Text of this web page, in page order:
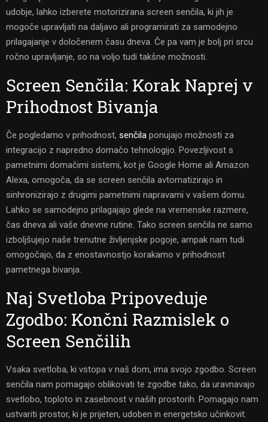
udobje, lahko izberete motorizirana screen senčila, ki jih je
mogoče upravljati na daljavo ali programirati za samodejno
prilagajanje v določenem času dneva. Če pa vam je bolj pri srcu
ročno upravljanje, so na voljo tudi takšne možnosti.
Screen Senčila: Korak Naprej v
Prihodnost Bivanja
Če pogledamo v prihodnost, senčila ponujajo možnosti za
integracijo z napredno domačo tehnologijo. Povezljivost s
pametnimi domačimi sistemi, kot je Google Home ali Amazon
Alexa, omogoča, da se screen senčila avtomatizirajo in
sinhronizirajo z drugimi pametnimi napravami v vašem domu.
Lahko se samodejno prilagajajo glede na vremenske razmere,
čas dneva ali vaše dnevne rutine. Tako screen senčila ne samo
izboljšujejo naše trenutne življenjske pogoje, ampak nam tudi
omogočajo, da z enostavnostjo korakamo v prihodnost
pametnega bivanja.
Naj Svetloba Pripoveduje
Zgodbo: Končni Razmislek o
Screen Senčilih
Vsaka svetloba, ki vstopa v naš dom, ima svojo zgodbo. Screen
senčila nam pomagajo oblikovati te zgodbe tako, da uravnavajo
svetlobo, toploto in zasebnost v naših prostorih. Pomagajo nam
ustvariti prostor, ki je prijeten, udoben in energetsko učinkovit.